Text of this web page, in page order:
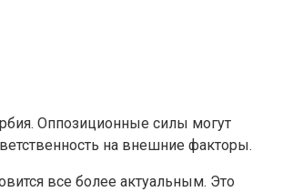
Оппозиционные силы могут
на внешние факторы.
все более актуальным. Это